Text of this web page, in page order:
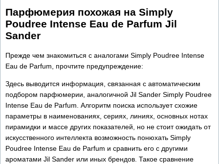
Парфюмерия похожая на Simply
Poudree Intense Eau de Parfum Jil
Sander
Прежде чем знакомиться с аналогами Simply Poudree Intense
Eau de Parfum, прочтите предупреждение:
Здесь выводится информация, связанная с автоматическим
подбором парфюмерии, аналогичной Jil Sander Simply Poudree
Intense Eau de Parfum. Алгоритм поиска использует схожие
параметры в наименованиях, сериях, линиях, основных нотах
пирамидки и массе других показателей, но не стоит ожидать от
искусственного интеллекта возможность понюхать Simply
Poudree Intense Eau de Parfum и сравнить его с другими
ароматами Jil Sander или иных брендов. Такое сравнение